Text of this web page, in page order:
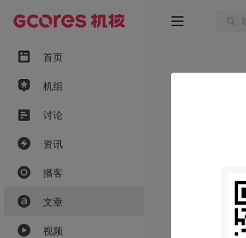
首页
机组
讨论
资讯
播客
文章
视频